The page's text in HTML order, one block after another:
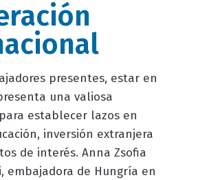
presentes, estar en
una valiosa
establecer lazos en
inversión extranjera
de interés. Anna Zsofia
embajadora de Hungría en